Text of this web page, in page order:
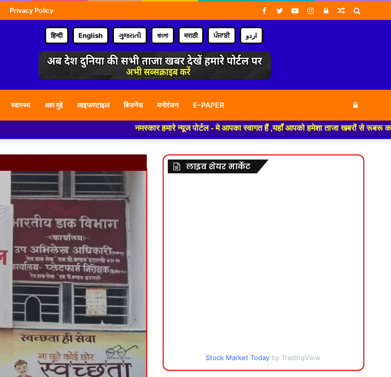
Privacy Policy Random
Log
Instagram
YouTube
Twitter
Facebook
हिन्दी English ગુજરાતી বাংলা मराठी ਪੰਜਾਬੀ اردو
स्वास्थ्य आम मुद्दे लाइफस्टाइल बिजनेस मनोरंजन E-PAPER Log
In
नमस्कार हमारे न्यूज पोर्टल - मे आपका स्वागत हैं ,यहाँ आपको हमेशा ताजा खबरों से रूबरू कराया
लाइव शेयर मार्केट
Stock Market Today by TradingView